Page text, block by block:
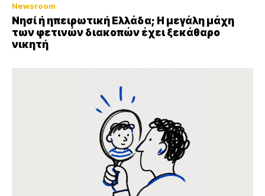
Newsroom
Νησί ή ηπειρωτική Ελλάδα; Η μεγάλη μάχη
των φετινών διακοπών έχει ξεκάθαρο
νικητή